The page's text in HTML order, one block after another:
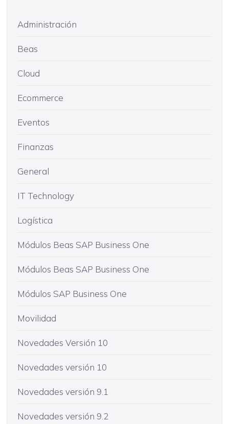
Administración
Beas
Cloud
Ecommerce
Eventos
Finanzas
General
IT Technology
Logística
Módulos Beas SAP Business One
Módulos Beas SAP Business One
Módulos SAP Business One
Movilidad
Novedades Versión 10
Novedades versión 10
Novedades versión 9.1
Novedades versión 9.2